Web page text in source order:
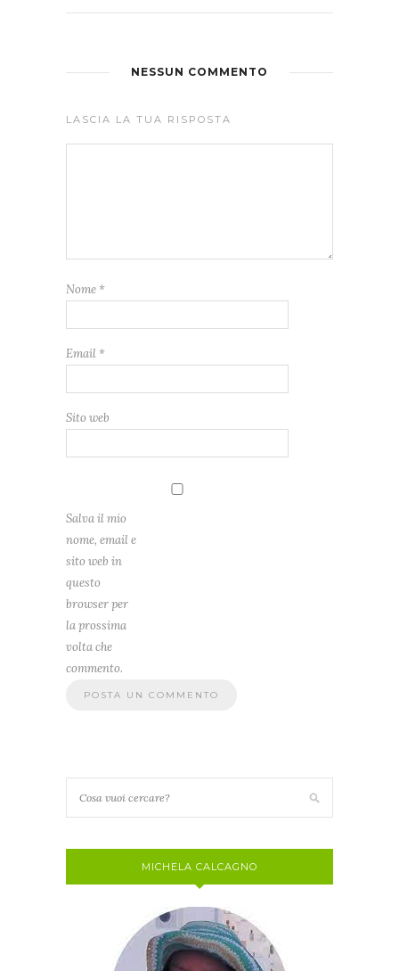
NESSUN COMMENTO
LASCIA LA TUA RISPOSTA
Nome *
Email *
Sito web
Salva il mio
nome, email e
sito web in
questo
browser per
la prossima
volta che
commento.
MICHELA CALCAGNO